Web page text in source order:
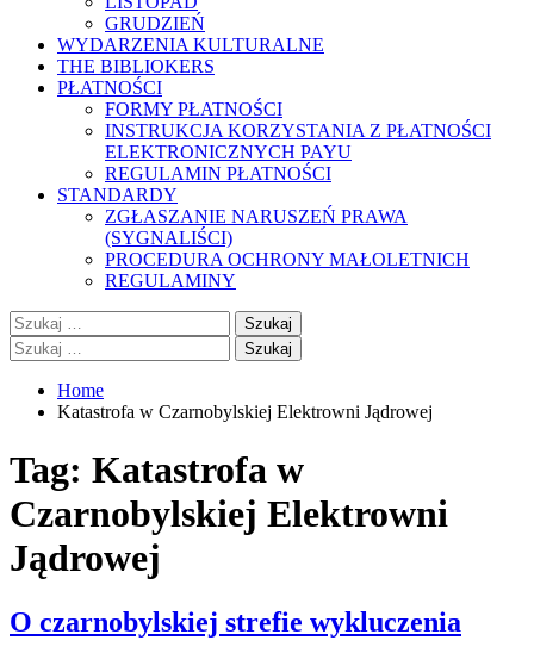
GRUDZIEŃ
WYDARZENIA KULTURALNE
THE BIBLIOKERS
PŁATNOŚCI
FORMY PŁATNOŚCI
INSTRUKCJA KORZYSTANIA Z PŁATNOŚCI
ELEKTRONICZNYCH PAYU
REGULAMIN PŁATNOŚCI
STANDARDY
ZGŁASZANIE NARUSZEŃ PRAWA
(SYGNALIŚCI)
PROCEDURA OCHRONY MAŁOLETNICH
REGULAMINY
Szukaj:
Szukaj:
Home
Katastrofa w Czarnobylskiej Elektrowni Jądrowej
Tag: Katastrofa w
Czarnobylskiej Elektrowni
Jądrowej
O czarnobylskiej strefie wykluczenia